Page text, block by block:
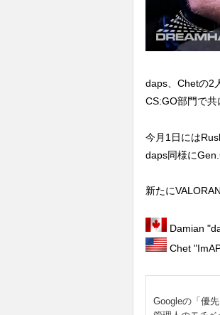
daps、Chetの2
CS:GO部門で共
今月1日には
daps同様に
新たに
Damian
Chet
Googleの「優